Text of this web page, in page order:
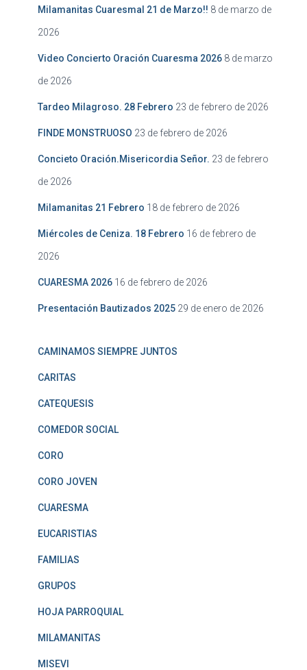
Milamanitas Cuaresmal 21 de Marzo!! 8 de marzo de
2026
Video Concierto Oración Cuaresma 2026 8 de marzo
de 2026
Tardeo Milagroso. 28 Febrero 23 de febrero de 2026
FINDE MONSTRUOSO 23 de febrero de 2026
Concieto Oración.Misericordia Señor. 23 de febrero
de 2026
Milamanitas 21 Febrero 18 de febrero de 2026
Miércoles de Ceniza. 18 Febrero 16 de febrero de
2026
CUARESMA 2026 16 de febrero de 2026
Presentación Bautizados 2025 29 de enero de 2026
CAMINAMOS SIEMPRE JUNTOS
CARITAS
CATEQUESIS
COMEDOR SOCIAL
CORO
CORO JOVEN
CUARESMA
EUCARISTIAS
FAMILIAS
GRUPOS
HOJA PARROQUIAL
MILAMANITAS
MISEVI